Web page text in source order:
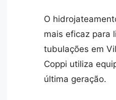
O
mais eficaz para
tubulações em
Coppi utiliza
última geração.